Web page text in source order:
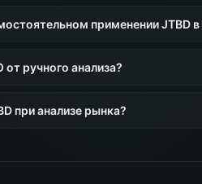
применении JTBD
от ручного анализа?
при анализе рынка?